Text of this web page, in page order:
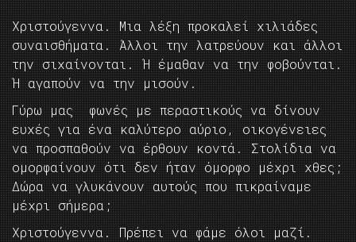
Χριστούγεννα. Μια λέξη προκαλεί χιλιάδες
συναισθήματα. Άλλοι την λατρεύουν και άλλοι
την σιχαίνονται. Ή έμαθαν να την φοβούνται.
Ή αγαπούν να την μισούν.
Γύρω μας φωνές με περαστικούς να δίνουν
ευχές για ένα καλύτερο αύριο, οικογένειες
να προσπαθούν να έρθουν κοντά. Στολίδια να
ομορφαίνουν ότι δεν ήταν όμορφο μέχρι χθες;
Δώρα να γλυκάνουν αυτούς που πικραίναμε
μέχρι σήμερα;
Χριστούγεννα. Πρέπει να φάμε όλοι μαζί.